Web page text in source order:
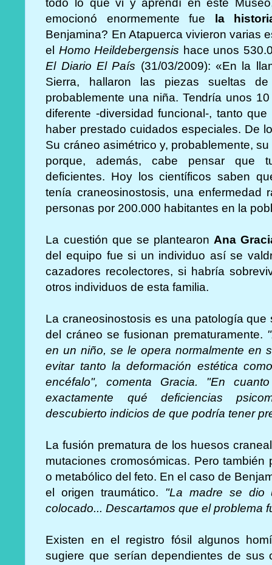
todo lo que vi y aprendí en este
emocionó enormemente fue
la
Benjamina? En Atapuerca vivieron varias
el Homo Heildebergensis hace unos
El Diario El País (31/03/2009): «En la
Sierra, hallaron las piezas sueltas
probablemente una niña. Tendría unos
diferente -diversidad funcional-, tanto
haber prestado cuidados especiales. De
Su cráneo asimétrico y, probablemente,
porque, además, cabe pensar que
deficientes. Hoy los científicos saben
tenía craneosinostosis, una enfermedad
personas por 200.000 habitantes en la
La cuestión que se plantearon Ana
del equipo fue si un individuo así se
cazadores recolectores, si habría
otros individuos de esta familia.
La craneosinostosis es una patología
del cráneo se fusionan prematuramente.
en un niño, se le opera normalmente en
evitar tanto la deformación estética
encéfalo", comenta Gracia. "En
exactamente qué deficiencias
descubierto indicios de que podría tener
La fusión prematura de los huesos
mutaciones cromosómicas. Pero
o metabólico del feto. En el caso de
el origen traumático. "La madre se dio
colocado... Descartamos que el problema
Existen en el registro fósil algunos
sugiere que serían dependientes de sus